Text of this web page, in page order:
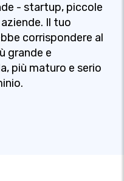
- startup, piccole
Il tuo
corrispondere al
grande e
più maturo e serio